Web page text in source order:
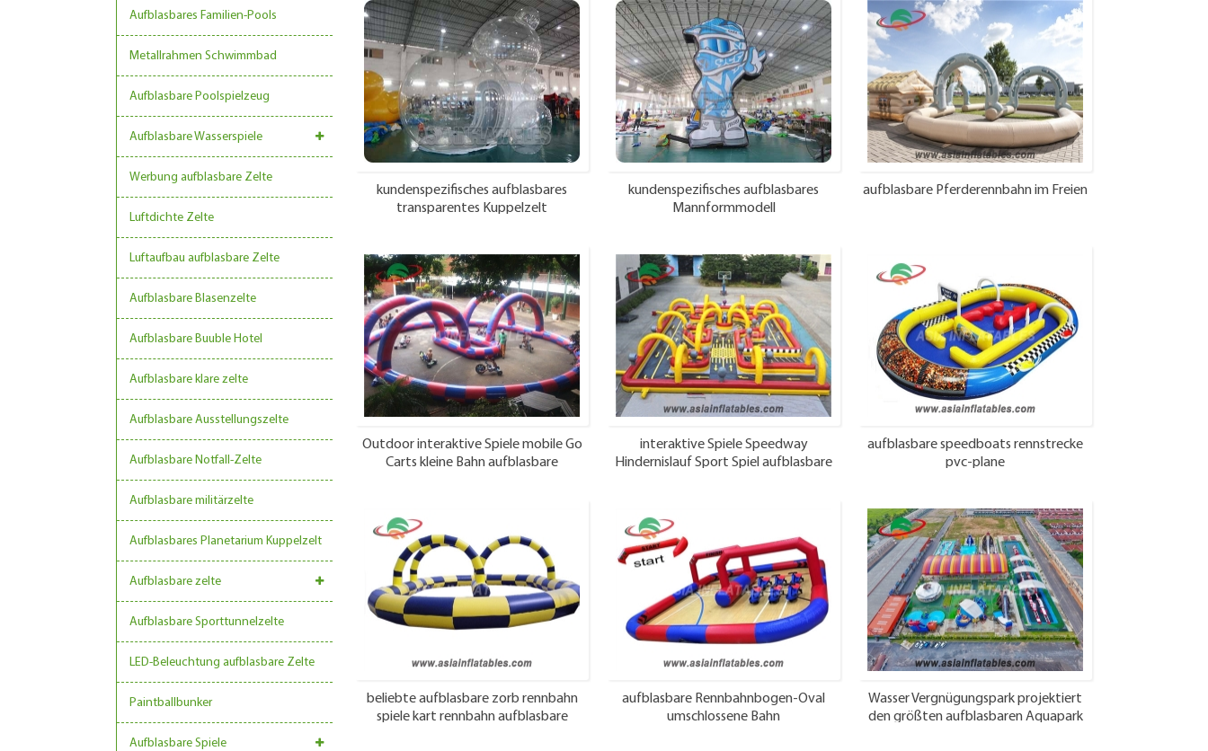
Aufblasbares Familien-Pools
Metallrahmen Schwimmbad
Aufblasbare Poolspielzeug
Aufblasbare Wasserspiele
Werbung aufblasbare Zelte
Luftdichte Zelte
Luftaufbau aufblasbare Zelte
Aufblasbare Blasenzelte
Aufblasbare Buuble Hotel
Aufblasbare klare zelte
Aufblasbare Ausstellungszelte
Aufblasbare Notfall-Zelte
Aufblasbare militärzelte
Aufblasbares Planetarium Kuppelzelt
Aufblasbare zelte
Aufblasbare Sporttunnelzelte
LED-Beleuchtung aufblasbare Zelte
Paintballbunker
Aufblasbare Spiele
kundenspezifisches aufblasbares
transparentes Kuppelzelt
kundenspezifisches aufblasbares
Mannformmodell
aufblasbare Pferderennbahn im Freien
Outdoor interaktive Spiele mobile Go
Carts kleine Bahn aufblasbare
interaktive Spiele Speedway
Hindernislauf Sport Spiel aufblasbare
aufblasbare speedboats rennstrecke
pvc-plane
beliebte aufblasbare zorb rennbahn
spiele kart rennbahn aufblasbare
aufblasbare Rennbahnbogen-Oval
umschlossene Bahn
Wasser Vergnügungspark projektiert
den größten aufblasbaren Aquapark